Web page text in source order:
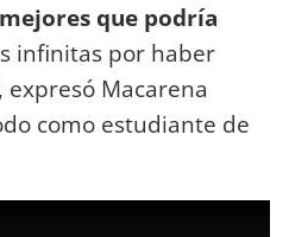
mejores que podría
infinitas por haber
expresó Macarena
como estudiante de